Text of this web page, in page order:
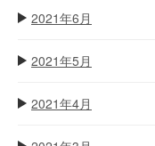
2021年6月
2021年5月
2021年4月